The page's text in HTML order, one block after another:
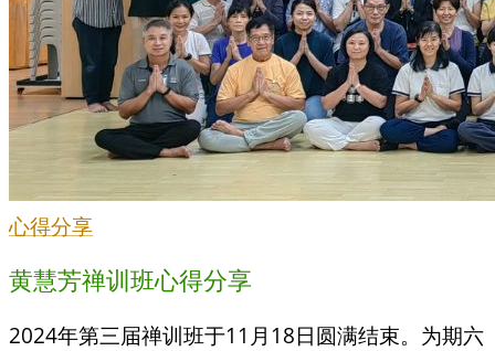
心得分享
黄慧芳禅训班心得分享
2024年第三届禅训班于11月18日圆满结束。为期六